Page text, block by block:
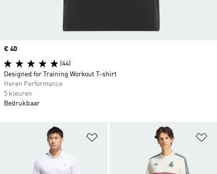
Op verlanglijst zetten
Price
€ 40
(44)
Designed for Training Workout T-shirt
Heren Performance
5 kleuren
Bedrukbaar